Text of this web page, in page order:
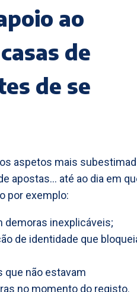
ao
de
de se
aspetos mais
apostas… até ao dia em
por exemplo:
demoras inexplicáveis;
de identidade que
que não estavam
no momento do registo.